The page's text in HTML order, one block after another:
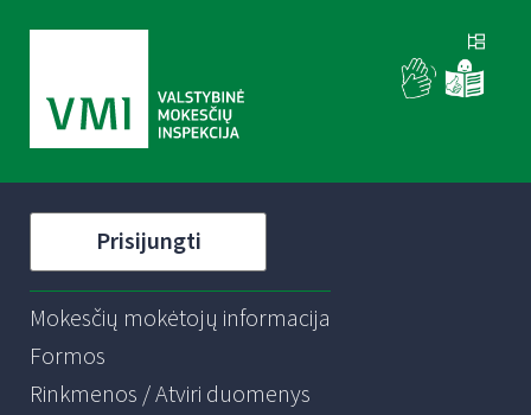
Prisijungti
Mokesčių mokėtojų informacija
Formos
Rinkmenos / Atviri duomenys